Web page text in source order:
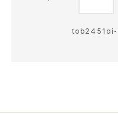
tob2451ai-l